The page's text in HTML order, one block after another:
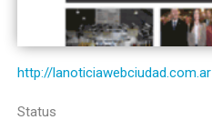
http://lanoticiawebciudad.com.ar
Status